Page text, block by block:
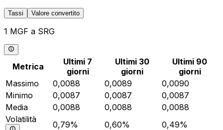
Tassi Valore convertito
1 MGF a SRG
Metrica
Ultimi 7
giorni
Ultimi 30
giorni
Ultimi 90
giorni
Massimo
0,0088 0,0089
0,0090
Minimo
0,0087 0,0087
0,0087
Media
0,0088 0,0088
0,0088
Volatilità
0,79% 0,60% 0,49%